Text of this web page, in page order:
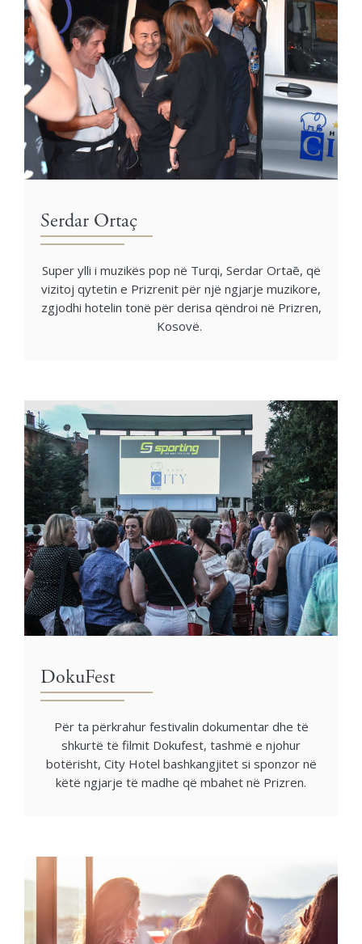
Serdar Ortaç
Super ylli i muzikës pop në Turqi, Serdar Ortaē, që
vizitoj qytetin e Prizrenit për një ngjarje muzikore,
zgjodhi hotelin tonë për derisa qëndroi në Prizren,
Kosovë.
DokuFest
Për ta përkrahur festivalin dokumentar dhe të
shkurtë të filmit Dokufest, tashmë e njohur
botërisht, City Hotel bashkangjitet si sponzor në
këtë ngjarje të madhe që mbahet në Prizren.